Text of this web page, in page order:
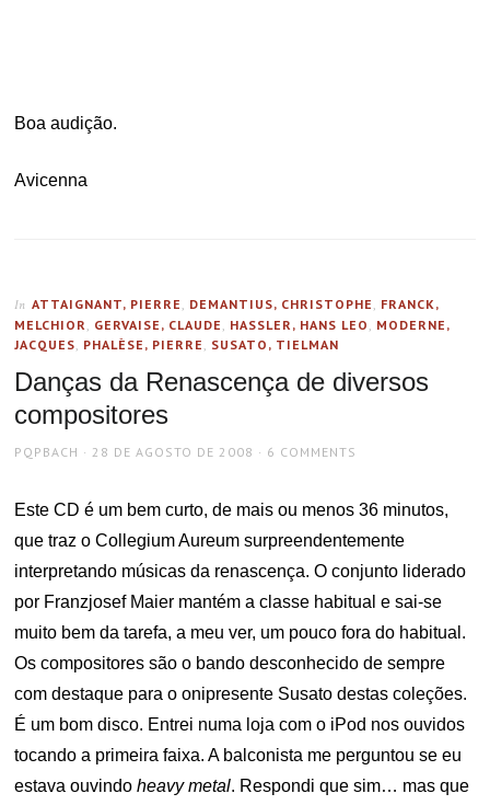
Boa audição.
Avicenna
In ATTAIGNANT, PIERRE DEMANTIUS, CHRISTOPHE
FRANCK,
MELCHIOR
GERVAISE, CLAUDE HASSLER, HANS LEO
MODERNE,
JACQUES PHALÈSE, PIERRE SUSATO, TIELMAN
Danças da Renascença de diversos
compositores
AUTHOR
PQPBACH
POSTED
28 DE AGOSTO DE 2008 6 COMMENTS
Este CD é um bem curto, de mais ou menos 36 minutos,
que traz o Collegium Aureum surpreendentemente
interpretando músicas da renascença. O conjunto liderado
por Franzjosef Maier mantém a classe habitual e sai-se
muito bem da tarefa, a meu ver, um pouco fora do habitual.
Os compositores são o bando desconhecido de sempre
com destaque para o onipresente Susato destas coleções.
É um bom disco. Entrei numa loja com o iPod nos ouvidos
tocando a primeira faixa. A balconista me perguntou se eu
estava ouvindoheavy metal. Respondi que sim… mas que